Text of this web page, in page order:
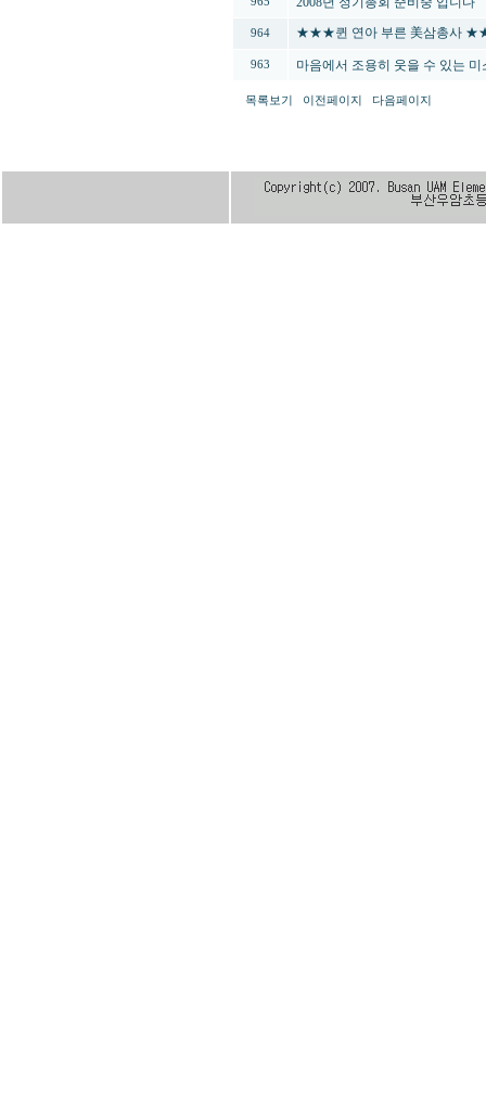
964 ★★★퀸 연아 부른 美삼총사
963 마음에서 조용히 웃을 수 있는 미
목록보기 이전페이지 다음페이지